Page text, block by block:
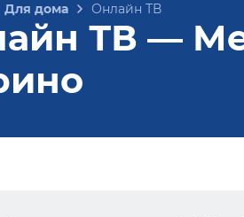
Для дома Онлайн ТВ
ТВ —